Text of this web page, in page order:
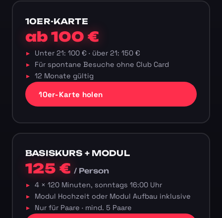
10ER-KARTE
ab 100 €
Unter 21: 100 € · über 21: 150 €
Für spontane Besuche ohne Club Card
12 Monate gültig
10er-Karte holen
BASISKURS + MODUL
125 €/ Person
4 × 120 Minuten, sonntags 16:00 Uhr
Modul Hochzeit oder Modul Aufbau inklusive
Nur für Paare · mind. 5 Paare